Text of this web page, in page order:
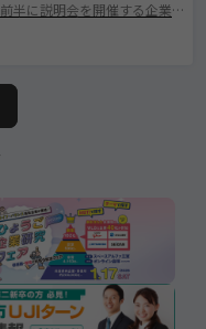
に挑戦されている企業です
優良企業”と呼ぶにふさわしい
。
半に説明会を開催する企業を
なります。ムツミ商事株式